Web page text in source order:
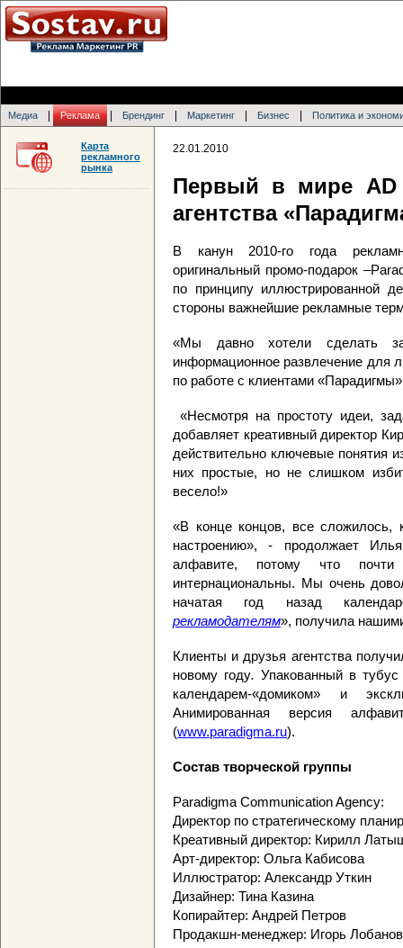
Медиа Реклама Брендинг Маркетинг Бизнес Политика и
22.01.2010
Первый в мире AD
агентства
В канун 2010-го года
оригинальный промо-подарок
по принципу иллюстрированной
стороны важнейшие рекламные
«Мы давно хотели сделать
информационное развлечение для
по работе с клиентами
«Несмотря на простоту идеи,
добавляет креативный директор
действительно ключевые понятия
них простые, но не слишком
весело!»
«В конце концов, все сложилось,
настроению», - продолжает
алфавите, потому что
интернациональны. Мы очень
начатая год назад
рекламодателям», получила
Клиенты и друзья агентства
новому году. Упакованный в
календарем-«домиком» и
Анимированная версия
(www.paradigma.ru).
Состав творческой группы
Paradigma Communication Agency:
Директор по стратегическому
Креативный директор: Кирилл
Арт-директор: Ольга Кабисова
Иллюстратор: Александр Уткин
Дизайнер: Тина Казина
Копирайтер: Андрей Петров
Продакшн-менеджер: Игорь Лобанов
Карта
рекламного
рынка